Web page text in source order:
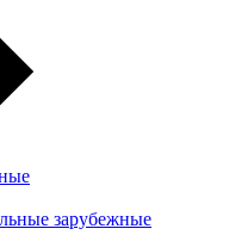
зарубежные